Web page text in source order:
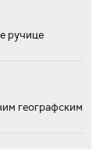
ручице
географским